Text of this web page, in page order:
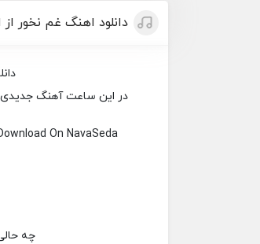
دانلود اهنگ غم نخور
در این ساعت آهنگ جدیدی
On NavaSeda
چه